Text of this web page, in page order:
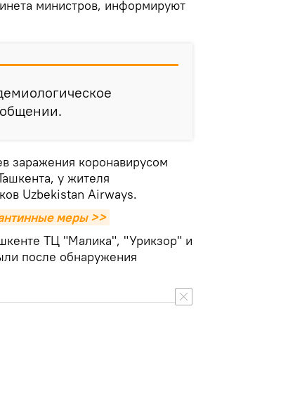
министров, информируют
заражения коронавирусом
у жителя
Uzbekistan Airways.
меры >>
ТЦ "Малика", "Урикзор" и
после обнаружения